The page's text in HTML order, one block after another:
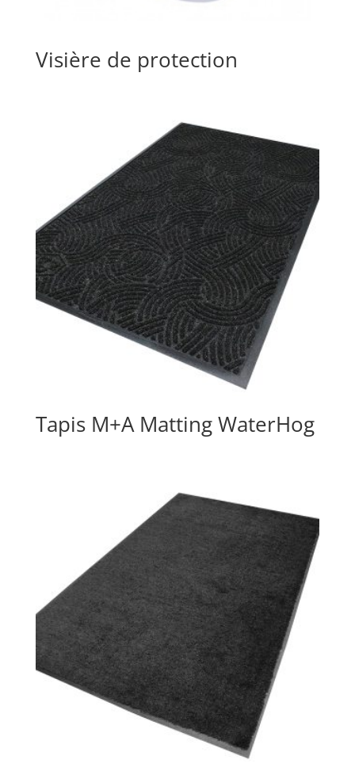
Visière de protection
Tapis M+A Matting WaterHog